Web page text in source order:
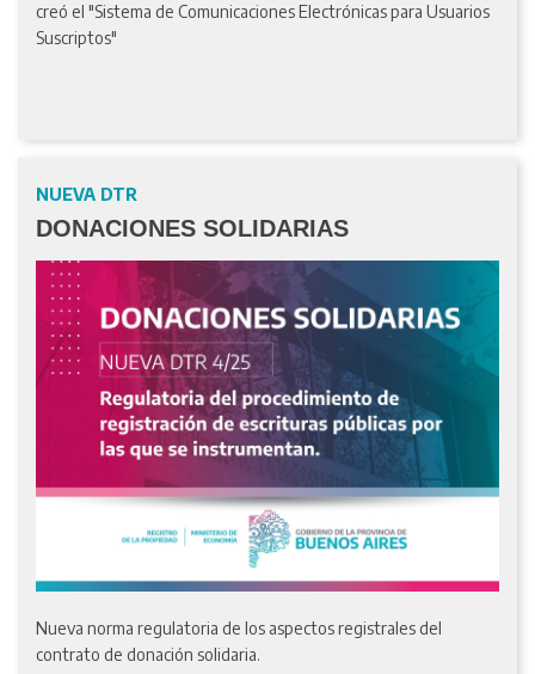
creó el "Sistema de Comunicaciones Electrónicas para Usuarios
Suscriptos"
NUEVA DTR
DONACIONES SOLIDARIAS
Nueva norma regulatoria de los aspectos registrales del
contrato de donación solidaria.